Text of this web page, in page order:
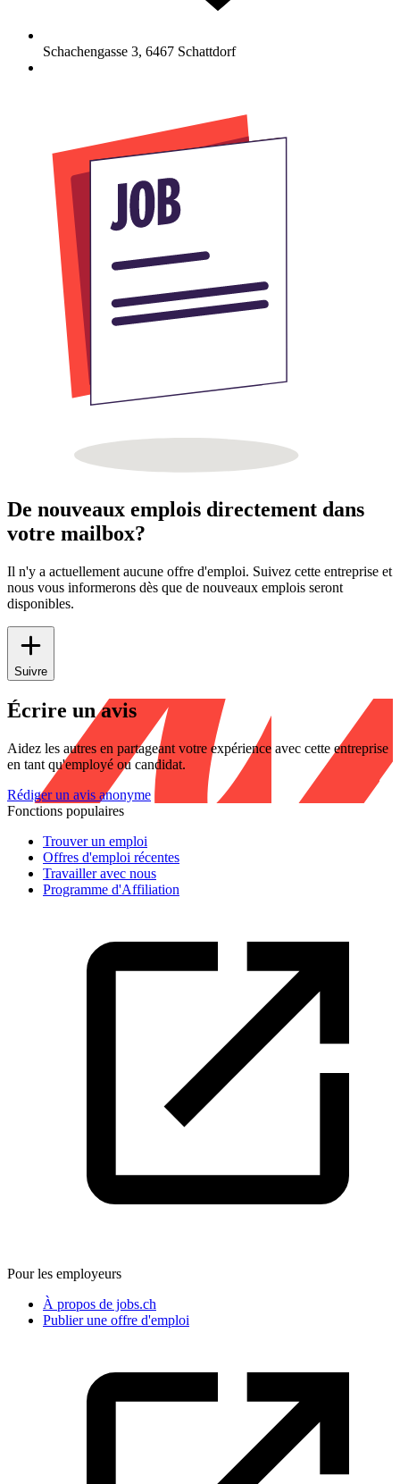
Schachengasse 3, 6467 Schattdorf
De nouveaux emplois directement dans
votre mailbox?
Il n'y a actuellement aucune offre d'emploi. Suivez cette entreprise et
nous vous informerons dès que de nouveaux emplois seront
disponibles.
Suivre
Écrire un avis
Aidez les autres en partageant votre expérience avec cette entreprise
en tant qu'employé ou candidat.
Rédiger un avis anonyme
Fonctions populaires
Trouver un emploi
Offres d'emploi récentes
Travailler avec nous
Programme d'Affiliation
Pour les employeurs
À propos de jobs.ch
Publier une offre d'emploi